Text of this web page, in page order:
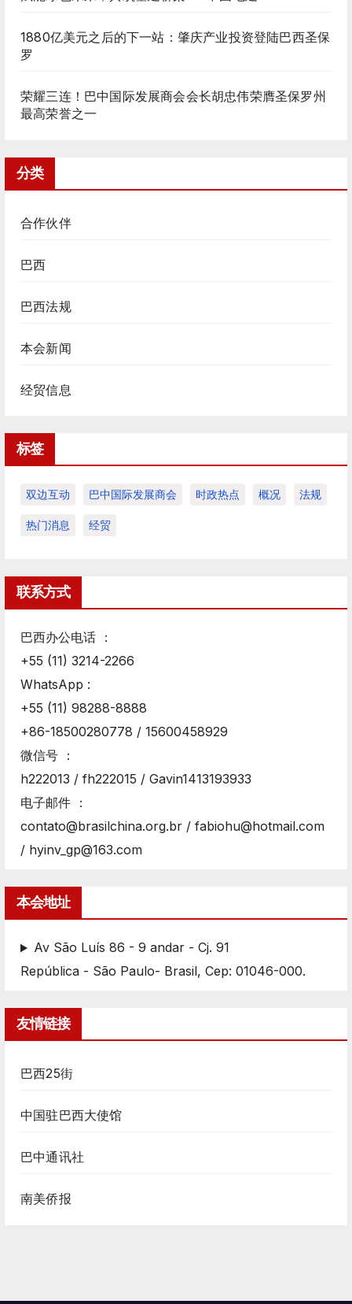
1880亿美元之后的下一站：肇庆产业投资登陆巴西圣保
罗
荣耀三连！巴中国际发展商会会长胡忠伟荣膺圣保罗州
最高荣誉之一
分类
合作伙伴
巴西
巴西法规
本会新闻
经贸信息
标签
双边互动 巴中国际发展商会 时政热点 概况 法规
热门消息 经贸
联系方式
巴西办公电话 ：
+55 (11) 3214-2266
WhatsApp :
+55 (11) 98288-8888
+86-18500280778 / 15600458929
微信号 ：
h222013 / fh222015 / Gavin1413193933
电子邮件 ：
contato@brasilchina.org.br / fabiohu@hotmail.com
/ hyinv_gp@163.com
本会地址
Av São Luís 86 - 9 andar - Cj. 91
República - São Paulo- Brasil, Cep: 01046-000.
友情链接
巴西25街
中国驻巴西大使馆
巴中通讯社
南美侨报